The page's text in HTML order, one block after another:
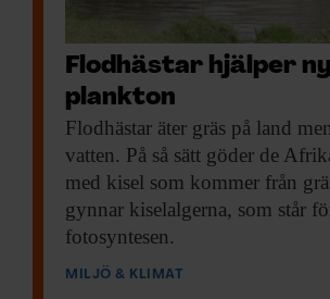
Flodhästar hjälper
plankton
Flodhästar äter gräs på land
vatten. På så sätt göder de
med kisel som kommer från
gynnar kiselalgerna, som står
fotosyntesen.
MILJÖ & KLIMAT